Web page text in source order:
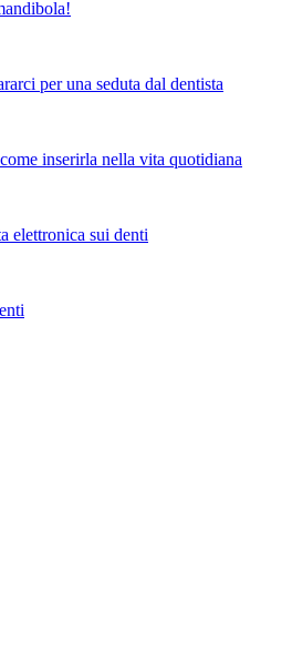
per una seduta dal dentista
inserirla nella vita quotidiana
elettronica sui denti